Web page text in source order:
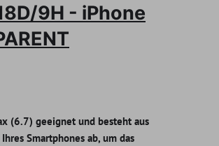
9H - iPhone
(6.7) geeignet und besteht aus
Smartphones ab, um das